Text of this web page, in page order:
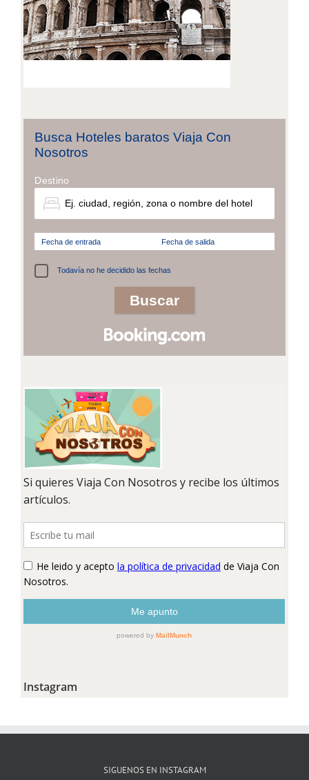
Busca Hoteles baratos Viaja Con
Nosotros
Destino
Fecha de entrada Fecha de salida
Todavía no he decidido las fechas
Instagram
SIGUENOS EN INSTAGRAM